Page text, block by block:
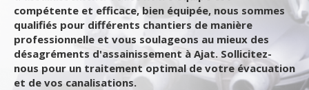
compétente et efficace, bien équipée, nous sommes
qualifiés pour différents chantiers de manière
professionnelle et vous soulageons au mieux des
désagréments d'assainissement à Ajat. Sollicitez-
nous pour un traitement optimal de votre évacuation
et de vos canalisations.